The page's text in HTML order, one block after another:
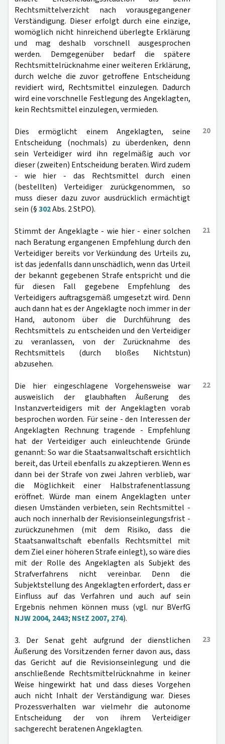
Rechtsmittelverzicht nach vorausgegangener
Verständigung. Dieser erfolgt durch eine einzige,
womöglich nicht hinreichend überlegte Erklärung
und mag deshalb vorschnell ausgesprochen
werden. Demgegenüber bedarf die spätere
Rechtsmittelrücknahme einer weiteren Erklärung,
durch welche die zuvor getroffene Entscheidung
revidiert wird, Rechtsmittel einzulegen. Dadurch
wird eine vorschnelle Festlegung des Angeklagten,
kein Rechtsmittel einzulegen, vermieden.
20
Dies ermöglicht einem Angeklagten, seine
Entscheidung (nochmals) zu überdenken, denn
sein Verteidiger wird ihn regelmäßig auch vor
dieser (zweiten) Entscheidung beraten. Wird zudem
- wie hier - das Rechtsmittel durch einen
(bestellten) Verteidiger zurückgenommen, so
muss dieser dazu zuvor ausdrücklich ermächtigt
sein (§302Abs. 2 StPO).
21
Stimmt der Angeklagte - wie hier - einer solchen
nach Beratung ergangenen Empfehlung durch den
Verteidiger bereits vor Verkündung des Urteils zu,
ist das jedenfalls dann unschädlich, wenn das Urteil
der bekannt gegebenen Strafe entspricht und die
für diesen Fall gegebene Empfehlung des
Verteidigers auftragsgemäß umgesetzt wird. Denn
auch dann hat es der Angeklagte noch immer in der
Hand, autonom über die Durchführung des
Rechtsmittels zu entscheiden und den Verteidiger
zu veranlassen, von der Zurücknahme des
Rechtsmittels (durch bloßes Nichtstun)
abzusehen.
22
Die hier eingeschlagene Vorgehensweise war
ausweislich der glaubhaften Äußerung des
Instanzverteidigers mit der Angeklagten vorab
besprochen worden. Für seine - den Interessen der
Angeklagten Rechnung tragende - Empfehlung
hat der Verteidiger auch einleuchtende Gründe
genannt: So war die Staatsanwaltschaft ersichtlich
bereit, das Urteil ebenfalls zu akzeptieren. Wenn es
dann bei der Strafe von zwei Jahren verblieb, war
die Möglichkeit einer Halbstrafenentlassung
eröffnet. Würde man einem Angeklagten unter
diesen Umständen verbieten, sein Rechtsmittel -
auch noch innerhalb der Revisionseinlegungsfrist -
zurückzunehmen (mit dem Risiko, dass die
Staatsanwaltschaft ebenfalls Rechtsmittel mit
dem Ziel einer höheren Strafe einlegt), so wäre dies
mit der Rolle des Angeklagten als Subjekt des
Strafverfahrens nicht vereinbar. Denn die
Subjektstellung des Angeklagten erfordert, dass er
Einfluss auf das Verfahren und auch auf sein
Ergebnis nehmen können muss (vgl. nur BVerfG
NJW 2004, 2443; NStZ 2007, 274).
23
3. Der Senat geht aufgrund der dienstlichen
Äußerung des Vorsitzenden ferner davon aus, dass
das Gericht auf die Revisionseinlegung und die
anschließende Rechtsmittelrücknahme in keiner
Weise hingewirkt hat und dass dieses Vorgehen
auch nicht Inhalt der Verständigung war. Dieses
Prozessverhalten war vielmehr die autonome
Entscheidung der von ihrem Verteidiger
sachgerecht beratenen Angeklagten.